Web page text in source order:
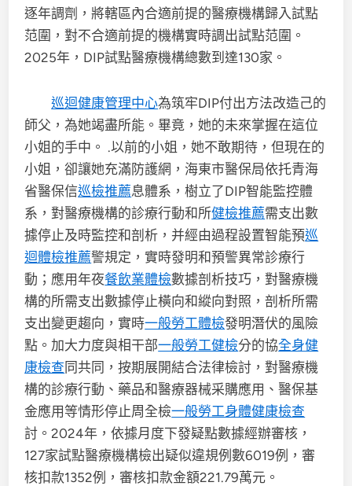
逐年調劑，將轄區內合適前提的醫療機構歸入試點
范圍，對不合適前提的機構實時調出試點范圍。
2025年，DIP試點醫療機構總數到達130家。
巡迴健康管理中心為筑牢DIP付出方法改造己的
師父，為她竭盡所能。畢竟，她的未來掌握在這位
小姐的手中。 .以前的小姐，她不敢期待，但現在的
小姐，卻讓她充滿防護網，海東市醫保局依托青海
省醫保信巡檢推薦息體系，樹立了DIP智能監控體
系，對醫療機構的診療行動和所健檢推薦需支出數
據停止及時監控和剖析，并經由過程設置智能預巡
迴體檢推薦警規定，實時發明和預警異常診療行
動；應用年夜餐飲業體檢數據剖析技巧，對醫療機
構的所需支出數據停止橫向和縱向對照，剖析所需
支出變更趨向，實時一般勞工體檢發明潛伏的風險
點。加大力度與相干部一般勞工健檢分的協全身健
康檢查 同共同，按期展開結合法律檢討，對醫療機
構的診療行動、藥品和醫療器械采購應用、醫保基
金應用等情形停止周全檢一般勞工身體健康檢查
討。2024年，依據月度下發疑點數據經辦審核，
127家試點醫療機構檢出疑似違規例數6019例，審
核扣款1352例，審核扣款金額221.79萬元。